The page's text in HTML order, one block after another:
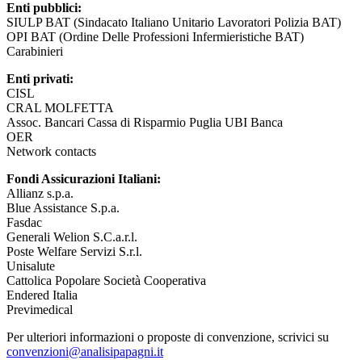
Enti pubblici:
SIULP BAT (Sindacato Italiano Unitario Lavoratori Polizia BAT)
OPI BAT (Ordine Delle Professioni Infermieristiche BAT)
Carabinieri
Enti privati:
CISL
CRAL MOLFETTA
Assoc. Bancari Cassa di Risparmio Puglia UBI Banca
OER
Network contacts
Fondi Assicurazioni Italiani:
Allianz s.p.a.
Blue Assistance S.p.a.
Fasdac
Generali Welion S.C.a.r.l.
Poste Welfare Servizi S.r.l.
Unisalute
Cattolica Popolare Società Cooperativa
Endered Italia
Previmedical
Per ulteriori informazioni o proposte di convenzione, scrivici su
convenzioni@analisipapagni.it